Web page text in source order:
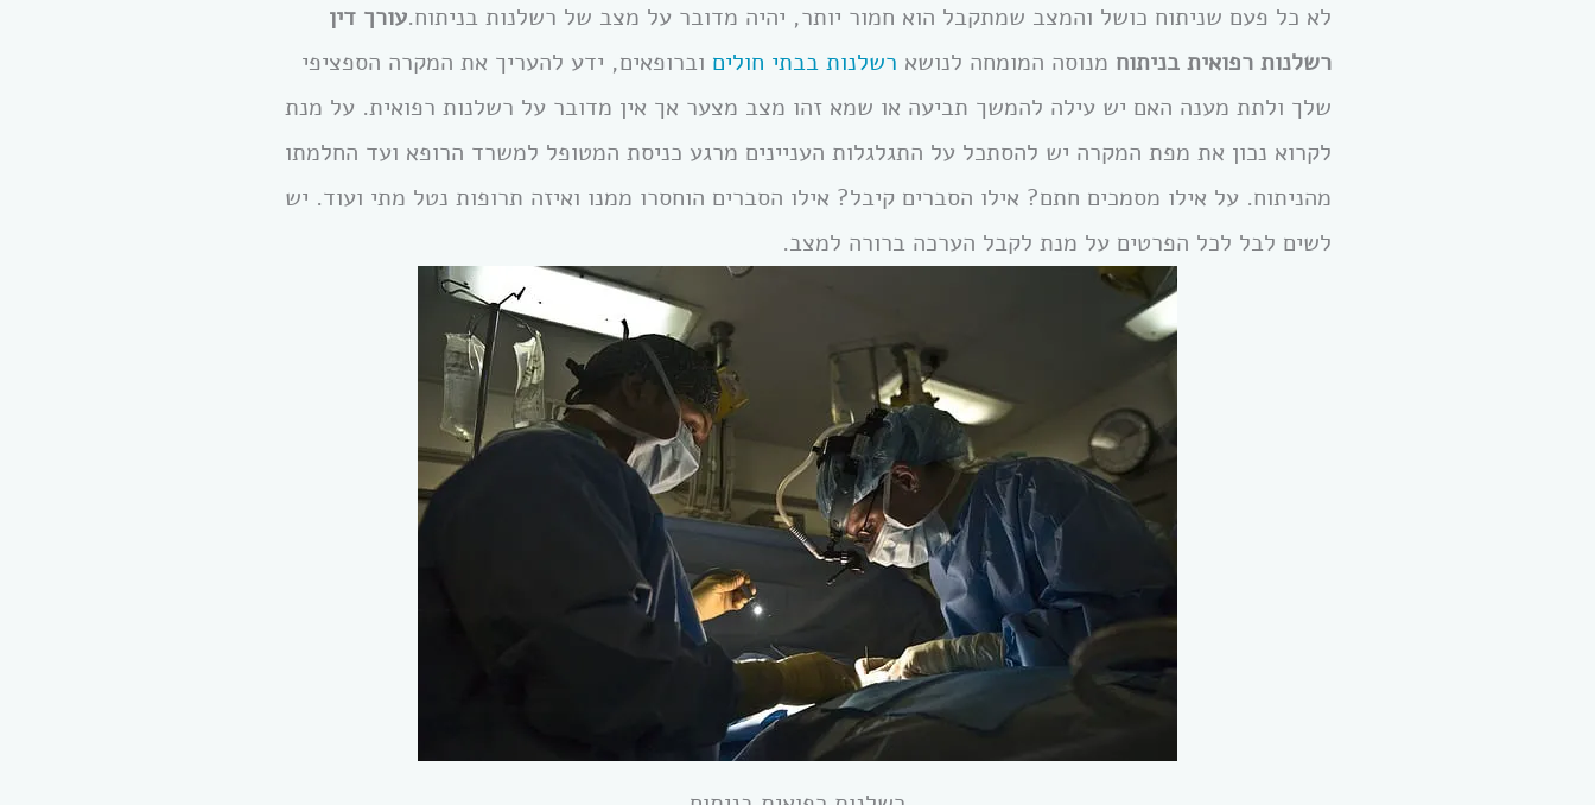
לא כל פעם שניתוח כושל והמצב שמתקבל הוא חמור יותר, יהיה מדובר על מצב של רשלנות בניתוח.עורך דין
רשלנות רפואית בניתוח מנוסה המומחה לנושא רשלנות בבתי חולים וברופאים, ידע להעריך את המקרה הספציפי
שלך ולתת מענה האם יש עילה להמשך תביעה או שמא זהו מצב מצער אך אין מדובר על רשלנות רפואית. על מנת
לקרוא נכון את מפת המקרה יש להסתכל על התגלגלות העניינים מרגע כניסת המטופל למשרד הרופא ועד החלמתו
מהניתוח. על אילו מסמכים חתם? אילו הסברים קיבל? אילו הסברים הוחסרו ממנו ואיזה תרופות נטל מתי ועוד. יש
לשים לבל לכל הפרטים על מנת לקבל הערכה ברורה למצב.